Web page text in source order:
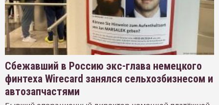
Сбежавший в Россию экс-глава немецкого
финтеха Wirecard занялся сельхозбизнесом и
автозапчастями